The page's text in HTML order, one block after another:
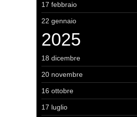
17 febbraio
22 gennaio
2025
18 dicembre
20 novembre
16 ottobre
17 luglio